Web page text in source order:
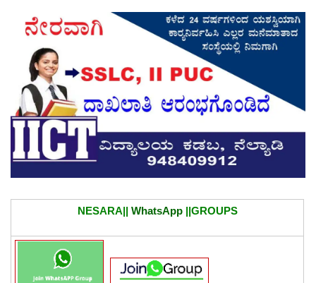
NESARA|| WhatsApp||GROUPS